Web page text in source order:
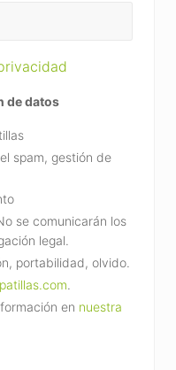
de datos
spam, gestión de
se comunicarán los
legal.
portabilidad, olvido.
.
en nuestra